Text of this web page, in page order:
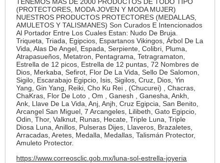
(PROTECTORES, MODA JOVEN Y MODA MUJER)
NUESTROS PRODUCTOS PROTECTORES (MEDALLAS,
AMULETOS Y TALISMANES) Son Curados E Intencionados
Al Portador Entre Los Cuales Estan: Nudo De Bruja.
Triqueta, Triada, Egipcios, Espartanos Vikingos, Árbol De La
Vida, Alas De Angel, Espada, Serpiente, Colibri, Pluma,
Atrapasueños, Metatron, Pentagrama, Tetragramaton,
Estrella de 12 picos, Estrella de 12 puntas, 72 Nombres de
Dios, Merkaba, Sefirot, Flor De La Vida, Sello De Salomon,
Sigilo, Escarabajo Egipcio, Isis, Sigilos, Cruz, Dios, Yin
Yang, Gin Yang, Reiki, Cho Ku Rei , (Chucurei) , Chacras,
ChaKras, Flor De Loto , Om , Ganesh , Ganesha, Ankh,
Ank, Llave De La Vida, Anj, Anjh, Cruz Egipcia, San Benito,
Arcangel San Miguel, 7 Arcangeles, Lilibeth, Gato Egipcio,
Odin, Thor, Valknut, Runas, Hecate, Triple Luna, Triple
Diosa Luna, Anillos, Pulseras Dijes, Llaveros, Brazaletes,
Arracadas, Aretes, Medalla, Medallas, Talismán Protector,
Amuleto Protector.
https://www.correosclic.gob.mx/luna-sol-estrella-joyeria